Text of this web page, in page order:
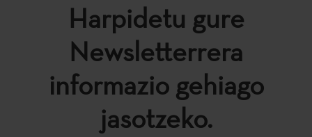
Harpidetu gure
Newsletterrera
informazio gehiago
jasotzeko.